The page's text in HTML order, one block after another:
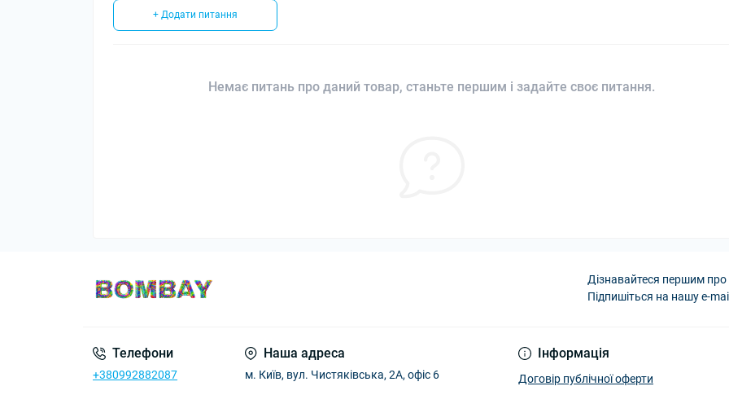
+ Додати питання
Немає питань про даний товар, станьте першим і задайте своє питання.
Дізнавайтеся першим про
Підпишіться на нашу e-
Телефони
+380992882087
Наша адреса
м. Київ, вул. Чистяківська, 2А, офіс 6
Інформація
Договір публічної оферти